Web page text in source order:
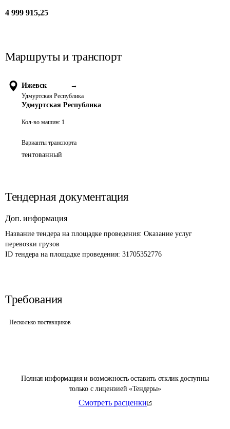
Полная информация и возможность оставить отклик доступны
только с лицензией «Тендеры»
Смотреть расценки
4 999 915,25
Маршруты и транспорт
Ижевск →
Удмуртская Республика
Удмуртская Республика
Кол-во машин: 1
Варианты транспорта
тентованный
Тендерная документация
Доп. информация
Название тендера на площадке проведения: Оказание услуг
перевозки грузов
ID тендера на площадке проведения: 31705352776
Требования
Несколько поставщиков